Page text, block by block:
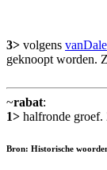
3> volgens
geknoopt worden.
~rabat:
1> halfronde groef.
Bron: Historische